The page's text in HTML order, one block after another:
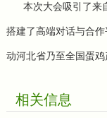
本次大会吸引了来自
搭建了高端对话与合
动河北省乃至全国蛋鸡
相关信息